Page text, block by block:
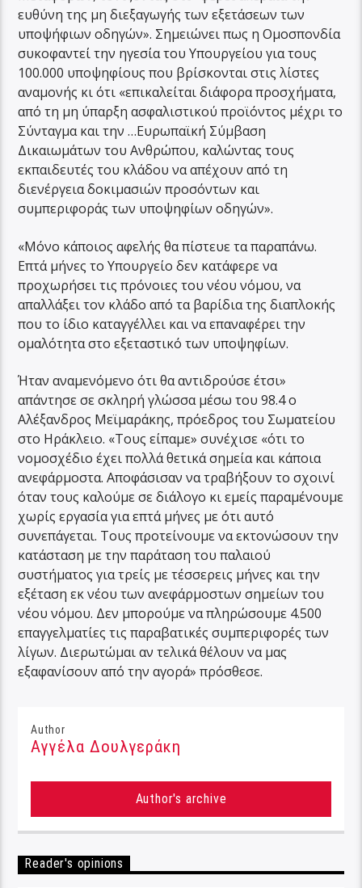
ευθύνη της μη διεξαγωγής των εξετάσεων των
υποψήφιων οδηγών». Σημειώνει πως η Ομοσπονδία
συκοφαντεί την ηγεσία του Υπουργείου για τους
100.000 υποψηφίους που βρίσκονται στις λίστες
αναμονής κι ότι «επικαλείται διάφορα προσχήματα,
από τη μη ύπαρξη ασφαλιστικού προϊόντος μέχρι το
Σύνταγμα και την …Ευρωπαϊκή Σύμβαση
Δικαιωμάτων του Ανθρώπου, καλώντας τους
εκπαιδευτές του κλάδου να απέχουν από τη
διενέργεια δοκιμασιών προσόντων και
συμπεριφοράς των υποψηφίων οδηγών».
«Μόνο κάποιος αφελής θα πίστευε τα παραπάνω.
Επτά μήνες το Υπουργείο δεν κατάφερε να
προχωρήσει τις πρόνοιες του νέου νόμου, να
απαλλάξει τον κλάδο από τα βαρίδια της διαπλοκής
που το ίδιο καταγγέλλει και να επαναφέρει την
ομαλότητα στο εξεταστικό των υποψηφίων.
Ήταν αναμενόμενο ότι θα αντιδρούσε έτσι»
απάντησε σε σκληρή γλώσσα μέσω του 98.4 ο
Αλέξανδρος Μεϊμαράκης, πρόεδρος του Σωματείου
στο Ηράκλειο. «Τους είπαμε» συνέχισε «ότι το
νομοσχέδιο έχει πολλά θετικά σημεία και κάποια
ανεφάρμοστα. Αποφάσισαν να τραβήξουν το σχοινί
όταν τους καλούμε σε διάλογο κι εμείς παραμένουμε
χωρίς εργασία για επτά μήνες με ότι αυτό
συνεπάγεται. Τους προτείνουμε να εκτονώσουν την
κατάσταση με την παράταση του παλαιού
συστήματος για τρείς με τέσσερεις μήνες και την
εξέταση εκ νέου των ανεφάρμοστων σημείων του
νέου νόμου. Δεν μπορούμε να πληρώσουμε 4.500
επαγγελματίες τις παραβατικές συμπεριφορές των
λίγων. Διερωτώμαι αν τελικά θέλουν να μας
εξαφανίσουν από την αγορά» πρόσθεσε.
Author
Αγγέλα Δουλγεράκη
Author's archive
Reader's opinions